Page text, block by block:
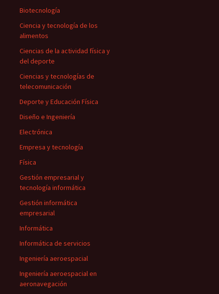
Biotecnología
Ciencia y tecnología de los
alimentos
Ciencias de la actividad física y
del deporte
Ciencias y tecnologías de
telecomunicación
Deporte y Educación Física
Diseño e Ingeniería
Electrónica
Empresa y tecnología
Física
Gestión empresarial y
tecnología informática
Gestión informática
empresarial
Informática
Informática de servicios
Ingeniería aeroespacial
Ingeniería aeroespacial en
aeronavegación